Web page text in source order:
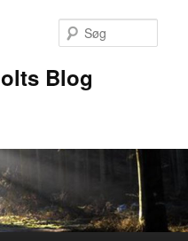
Blog